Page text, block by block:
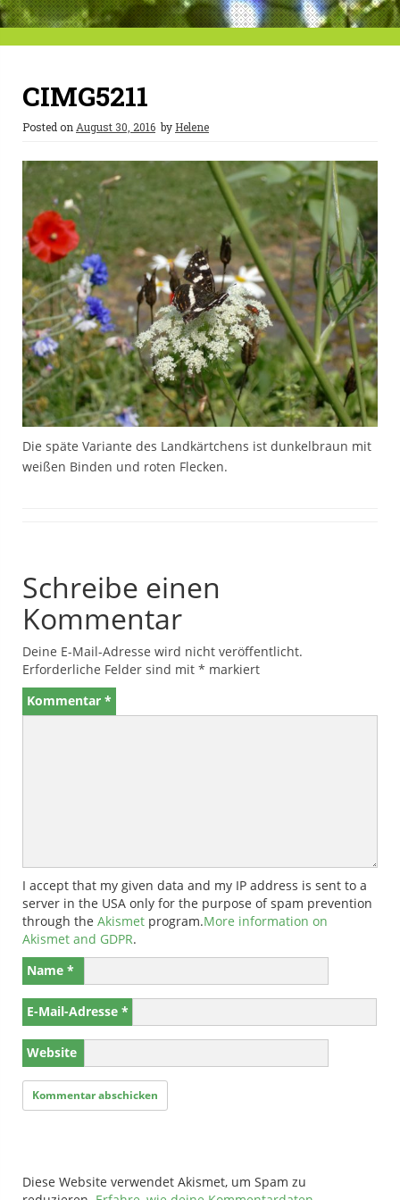
CIMG5211
Posted on August 30, 2016 by Helene
Die späte Variante des Landkärtchens ist dunkelbraun mit
weißen Binden und roten Flecken.
Schreibe einen
Kommentar
Deine E-Mail-Adresse wird nicht veröffentlicht.
Erforderliche Felder sind mit * markiert
Kommentar *
I accept that my given data and my IP address is sent to a
server in the USA only for the purpose of spam prevention
through the Akismet program.More information on
Akismet and GDPR.
Name *
E-Mail-Adresse *
Website
Diese Website verwendet Akismet, um Spam zu